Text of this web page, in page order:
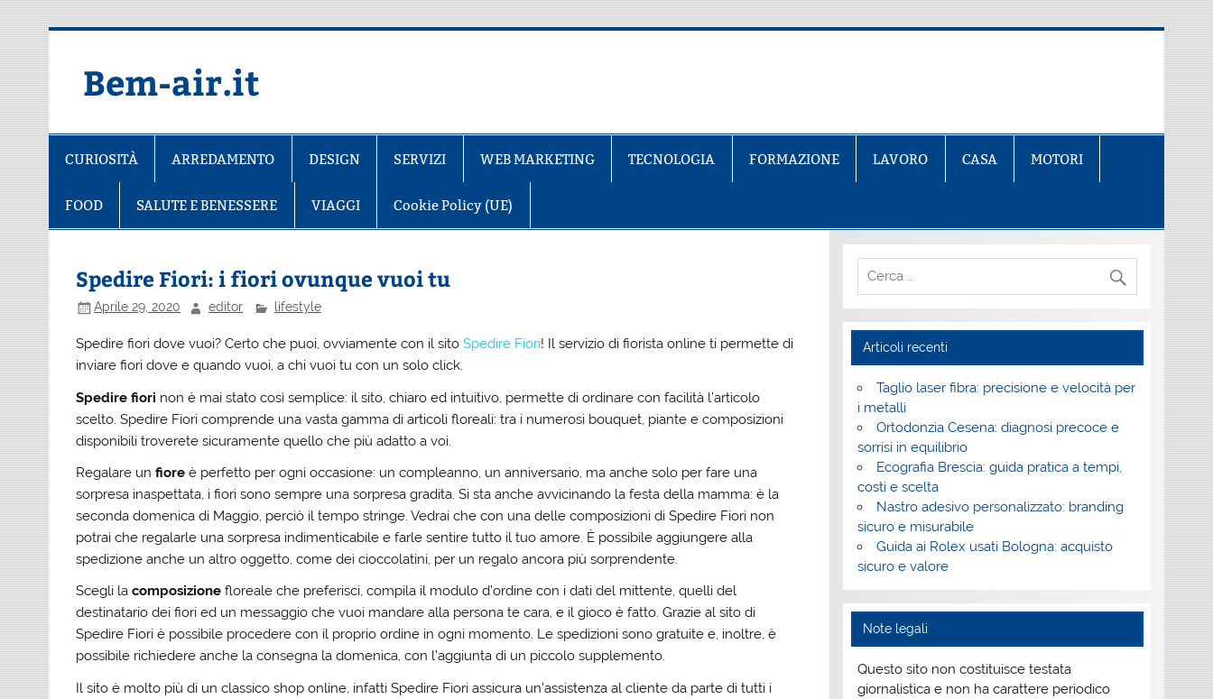
Bem-air.it
CURIOSITÀ ARREDAMENTO DESIGN SERVIZI WEB MARKETING TECNOLOGIA FORMAZIONE LAVORO CASA MOTORI
FOOD SALUTE E BENESSERE VIAGGI Cookie Policy (UE)
Spedire Fiori: i fiori ovunque vuoi tu
Aprile 29, 2020 editor lifestyle
Spedire fiori dove vuoi? Certo che puoi, ovviamente con il sitoSpedire Fiori! Il servizio di fiorista online ti permette di
inviare fiori dove e quando vuoi, a chi vuoi tu con un solo click.
Spedire fiori non è mai stato così semplice: il sito, chiaro ed intuitivo, permette di ordinare con facilità l’articolo
scelto. Spedire Fiori comprende una vasta gamma di articoli floreali: tra i numerosi bouquet, piante e composizioni
disponibili troverete sicuramente quello che più adatto a voi.
Regalare unfiore è perfetto per ogni occasione: un compleanno, un anniversario, ma anche solo per fare una
sorpresa inaspettata, i fiori sono sempre una sorpresa gradita. Si sta anche avvicinando la festa della mamma: è la
seconda domenica di Maggio, perciò il tempo stringe. Vedrai che con una delle composizioni di Spedire Fiori non
potrai che regalarle una sorpresa indimenticabile e farle sentire tutto il tuo amore. È possibile aggiungere alla
spedizione anche un altro oggetto, come dei cioccolatini, per un regalo ancora più sorprendente.
Scegli lacomposizione floreale che preferisci, compila il modulo d’ordine con i dati del mittente, quelli del
destinatario dei fiori ed un messaggio che vuoi mandare alla persona te cara, e il gioco è fatto. Grazie al sito di
Spedire Fiori è possibile procedere con il proprio ordine in ogni momento. Le spedizioni sono gratuite e, inoltre, è
possibile richiedere anche la consegna la domenica, con l’aggiunta di un piccolo supplemento.
Il sito è molto più di un classico shop online, infatti Spedire Fiori assicura un’assistenza al cliente da parte di tutti i
Articoli recenti
Taglio laser fibra: precisione e velocità per
i metalli
Ortodonzia Cesena: diagnosi precoce e
sorrisi in equilibrio
Ecografia Brescia: guida pratica a tempi,
costi e scelta
Nastro adesivo personalizzato: branding
sicuro e misurabile
Guida ai Rolex usati Bologna: acquisto
sicuro e valore
Note legali
Questo sito non costituisce testata
giornalistica e non ha carattere periodico